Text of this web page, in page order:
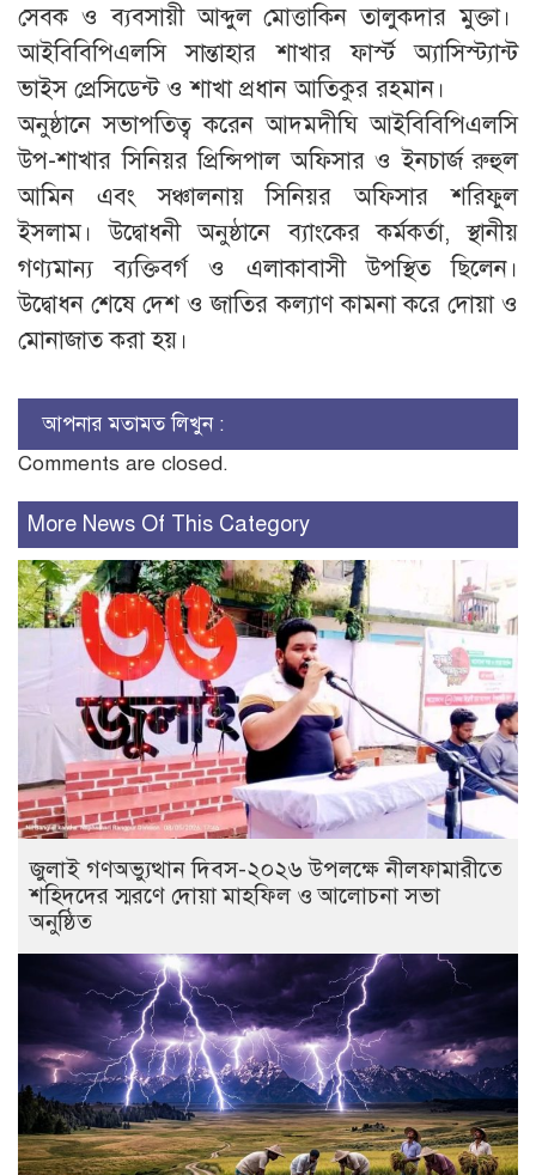
সেবক ও ব্যবসায়ী আব্দুল মোত্তাকিন তালুকদার মুক্তা।
আইবিবিপিএলসি সান্তাহার শাখার ফার্স্ট অ্যাসিস্ট্যান্ট
ভাইস প্রেসিডেন্ট ও শাখা প্রধান আতিকুর রহমান।
অনুষ্ঠানে সভাপতিত্ব করেন আদমদীঘি আইবিবিপিএলসি
উপ-শাখার সিনিয়র প্রিন্সিপাল অফিসার ও ইনচার্জ রুহুল
আমিন এবং সঞ্চালনায় সিনিয়র অফিসার শরিফুল
ইসলাম। উদ্বোধনী অনুষ্ঠানে ব্যাংকের কর্মকর্তা, স্থানীয়
গণ্যমান্য ব্যক্তিবর্গ ও এলাকাবাসী উপস্থিত ছিলেন।
উদ্বোধন শেষে দেশ ও জাতির কল্যাণ কামনা করে দোয়া ও
মোনাজাত করা হয়।
আপনার মতামত লিখুন :
Comments are closed.
More News Of This Category
জুলাই গণঅভ্যুত্থান দিবস-২০২৬ উপলক্ষে নীলফামারীতে
শহিদদের স্মরণে দোয়া মাহফিল ও আলোচনা সভা
অনুষ্ঠিত